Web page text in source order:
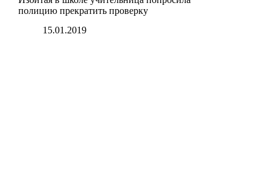
полицию прекратить проверку
15.01.2019